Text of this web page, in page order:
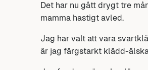
Det har nu gått drygt tre
mamma hastigt avled.
Jag har valt att vara
är jag färgstarkt klädd-